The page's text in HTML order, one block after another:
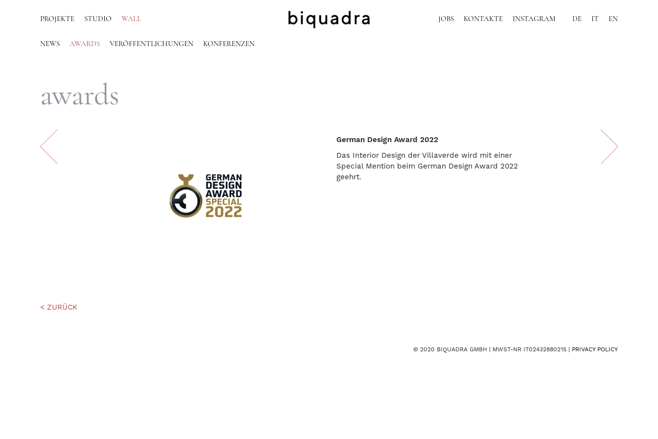
PROJEKTE STUDIO WALL JOBS KONTAKTE INSTAGRAM DE IT EN
NEWS AWARDS VERÖFFENTLICHUNGEN KONFERENZEN
awards
German Design Award 2022
Das Interior Design der Villaverde wird mit einer
Special Mention beim German Design Award 2022
geehrt.
< ZURÜCK
© 2020 BIQUADRA GMBH | MWST-NR IT02432880215 | PRIVACY POLICY